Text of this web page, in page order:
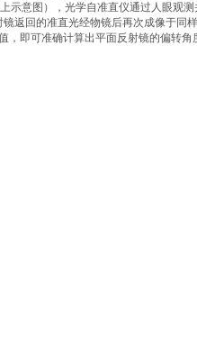
意图），光学自准直仪通过人眼观
回的准直光经物镜后再次成像于
即可准确计算出平面反射镜的偏转角